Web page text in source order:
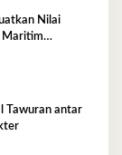
Nilai
Maritim
Tawuran antar